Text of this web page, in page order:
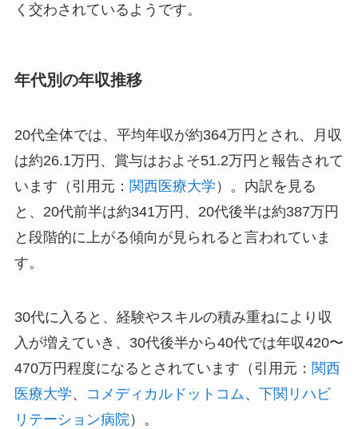
く交わされているようです。
年代別の年収推移
20代全体では、平均年収が約364万円とされ、月収
は約26.1万円、賞与はおよそ51.2万円と報告されて
います（引用元： 関西医療大学 ）。内訳を見る
と、20代前半は約341万円、20代後半は約387万円
と段階的に上がる傾向が見られると言われていま
す。
30代に入ると、経験やスキルの積み重ねにより収
入が増えていき、30代後半から40代では年収420〜
470万円程度になるとされています（引用元： 関西
医療大学、 コメディカルドットコム、 下関リハビ
リテーション病院）。